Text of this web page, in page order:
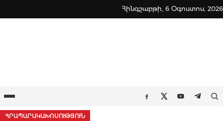
to
Հինգշաբթի, 6 Օգոստոս, 2026
Ընտրացանկ Facebook
TwitterYoutube
ՀՐԱՊԱՐԱԿԱԽՈՍՈՒԹՅՈՒՆ